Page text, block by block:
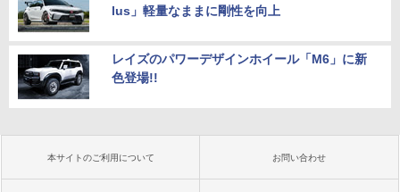
lus」軽量なままに剛性を向上
レイズのパワーデザインホイール「M6」に新
色登場!!
本サイトのご利用について お問い合わせ